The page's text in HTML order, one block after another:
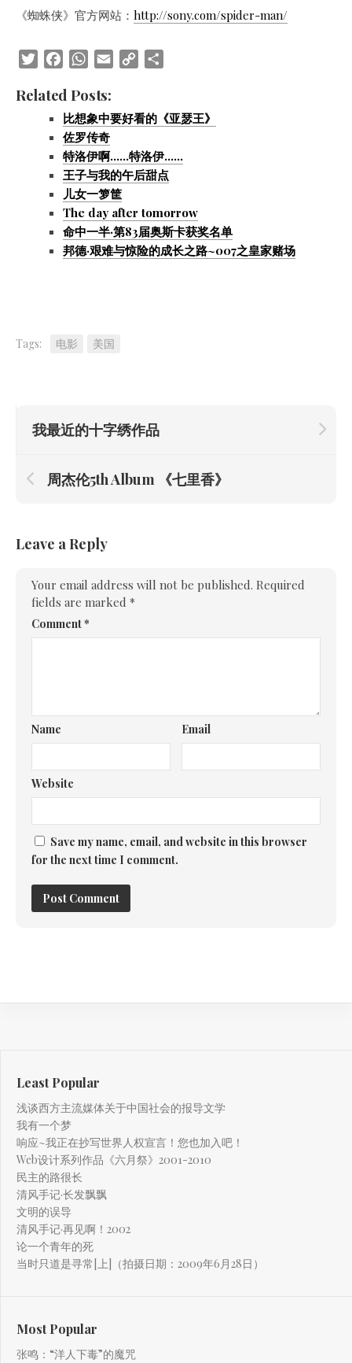
《蜘蛛侠》官方网站： http://sony.com/spider-man/
TwitterFacebookWhatsApp
Email Copy
Related Posts:
比想象中要好看的《亚瑟王》
佐罗传奇
特洛伊啊……特洛伊……
王子与我的午后甜点
儿女一箩筐
The day after tomorrow
命中一半·第83届奥斯卡获奖名单
邦德·艰难与惊险的成长之路~007之皇家赌场
Tags: 电影 美国
我最近的十字绣作品
周杰伦5th Album 《七里香》
Leave a Reply
Your email address will not be published. Required
fields are marked *
Comment*
Name Email
Website
Save my name, email, and website in this browser
for the next time I comment.
Least Popular
浅谈西方主流媒体关于中国社会的报导文学
我有一个梦
响应~我正在抄写世界人权宣言！您也加入吧！
Web设计系列作品《六月祭》2001-2010
民主的路很长
清风手记·长发飘飘
文明的误导
清风手记·再见啊！2002
论一个青年的死
当时只道是寻常[上]（拍摄日期：2009年6月28日）
Most Popular
张鸣：“洋人下毒”的魔咒